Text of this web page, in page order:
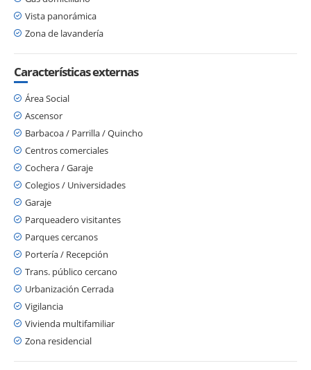
Vista panorámica
Zona de lavandería
Características externas
Área Social
Ascensor
Barbacoa / Parrilla / Quincho
Centros comerciales
Cochera / Garaje
Colegios / Universidades
Garaje
Parqueadero visitantes
Parques cercanos
Portería / Recepción
Trans. público cercano
Urbanización Cerrada
Vigilancia
Vivienda multifamiliar
Zona residencial